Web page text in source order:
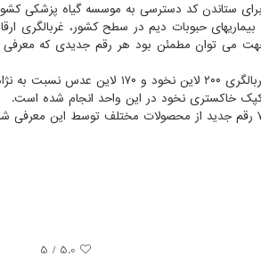
ستاندن کد دسترسی به موسسه گیاه پزشکی
حبوبات دیم در سطح کشور، غربالگری
می توان مطمئن بود هر رقم جدیدی که
وی اظهار داشت: در همین راستا امسال
خاکستری نخود در این واحد انجام شده است.
5.0
/ 5